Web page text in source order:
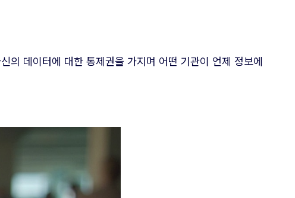
데이터에 대한 통제권을 가지며 어떤 기관이 언제 정보에